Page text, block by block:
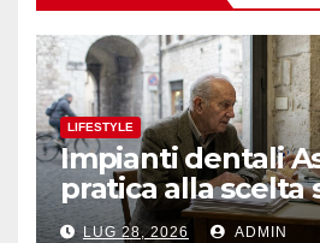
LIFESTYLE
Impianti dentali
pratica alla scelta
LUG 28, 2026 ADMIN